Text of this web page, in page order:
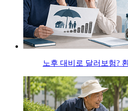
노후 대비로 달러보험?